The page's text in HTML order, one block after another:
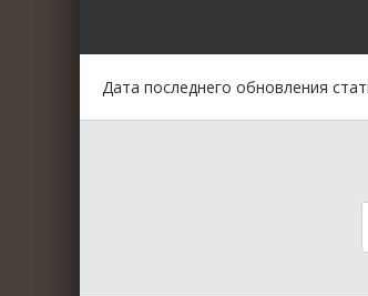
Дата последнего обновления